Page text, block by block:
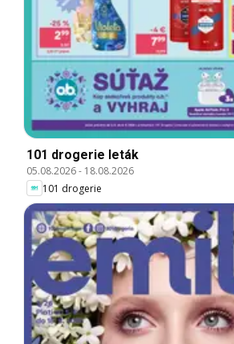
101 drogerie leták
05.08.2026- 18.08.2026
101 drogerie